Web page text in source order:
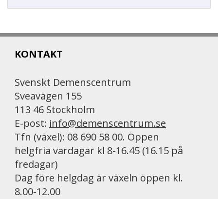
o
KONTAKT
Svenskt Demenscentrum
Sveavägen 155
113 46 Stockholm
E-post: info@demenscentrum.se
Tfn (växel): 08 690 58 00. Öppen
helgfria vardagar kl 8-16.45 (16.15 på
fredagar)
Dag före helgdag är växeln öppen kl.
8.00-12.00